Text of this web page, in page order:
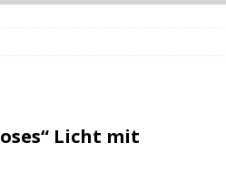
Licht mit